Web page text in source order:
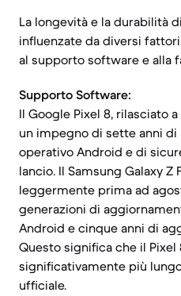
La longevità e la durabilità
influenzate da diversi
al supporto software e alla
Supporto Software:
Il Google Pixel 8, rilasciato
un impegno di sette anni
operativo Android e di
lancio. Il Samsung Galaxy Z
leggermente prima ad
generazioni di
Android e cinque anni di
Questo significa che il
significativamente più
ufficiale.